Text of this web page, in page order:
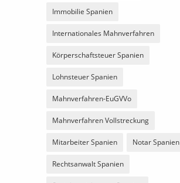
Immobilie Spanien
Internationales Mahnverfahren
Körperschaftsteuer Spanien
Lohnsteuer Spanien
Mahnverfahren-EuGVVo
Mahnverfahren Vollstreckung
Mitarbeiter Spanien Notar Spanien
Rechtsanwalt Spanien